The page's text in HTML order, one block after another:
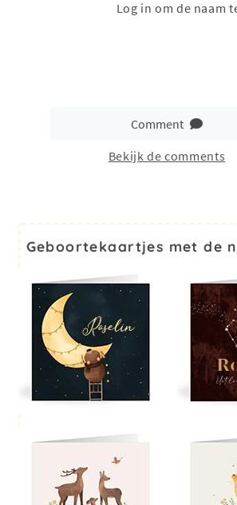
Log in om de naam
Comment
Bekijk de comments
Geboortekaartjes met de